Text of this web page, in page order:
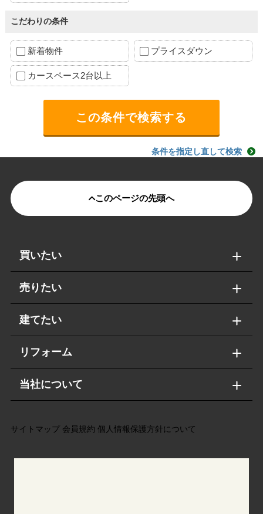
こだわりの条件
新着物件 プライスダウン
カースペース2台以上
条件を指定し直して検索
このページの先頭へ
買いたい
売りたい
建てたい
リフォーム
当社について
サイトマップ 会員規約 個人情報保護方針について